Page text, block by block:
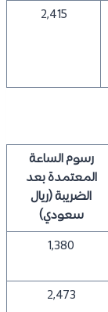
2,415
رسوم الساعة
المعتمدة بعد
الضريبة(ريال
سعودي)
1,380
2,473